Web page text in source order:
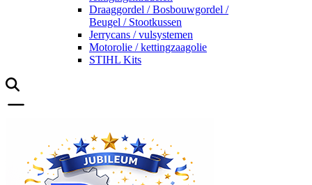
Draaggordel / Bosbouwgordel /
Beugel / Stootkussen
Jerrycans / vulsystemen
Motorolie / kettingzaagolie
STIHL Kits